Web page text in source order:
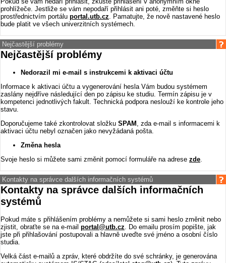
prohlížeče. Jestliže se vám nepodaří přihlásit ani poté, změňte si heslo
prostřednictvím portálu portal.utb.cz. Pamatujte, že nově nastavené heslo
bude platit ve všech univerzitních systémech.
Nejčastější problémy
Nejčastější problémy
Nedorazil mi e-mail s instrukcemi k aktivaci účtu
Informace k aktivaci účtu a vygenerování hesla Vám budou systémem
zaslány nejdříve následující den po zápisu ke studiu. Termín zápisu je v
kompetenci jednotlivých fakult. Technická podpora neslouží ke kontrole jeho
stavu.
Doporučujeme také zkontrolovat složku SPAM , zda e-mail s informacemi k
aktivaci účtu nebyl označen jako nevyžádaná pošta.
Změna hesla
Svoje heslo si můžete sami změnit pomocí formuláře na adrese zde.
Kontakty na správce dalších informačních systémů
Kontakty na správce dalších informačních
systémů
Pokud máte s přihlášením problémy a nemůžete si sami heslo změnit nebo
zjistit, obraťte se na e-mail portal@utb.cz. Do emailu prosím popište, jak
jste při přihlašování postupovali a hlavně uveďte své jméno a osobní číslo
studia.
Velká část e-mailů a zpráv, které obdržíte do své schránky, je generována